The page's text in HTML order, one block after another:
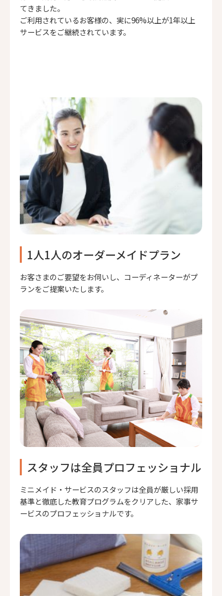
てきました。
ご利用されているお客様の、実に96%以上が1年以上
サービスをご継続されています。
1人1人のオーダーメイドプラン
お客さまのご要望をお伺いし、コーディネーターがプ
ランをご提案いたします。
スタッフは全員プロフェッショナル
ミニメイド・サービスのスタッフは全員が厳しい採用
基準と徹底した教育プログラムをクリアした、家事サ
ービスのプロフェッショナルです。